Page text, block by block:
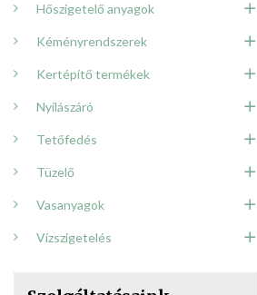
Hőszigetelő anyagok
Kéményrendszerek
Kertépítő termékek
Nyílászáró
Tetőfedés
Tüzelő
Vasanyagok
Vízszigetelés